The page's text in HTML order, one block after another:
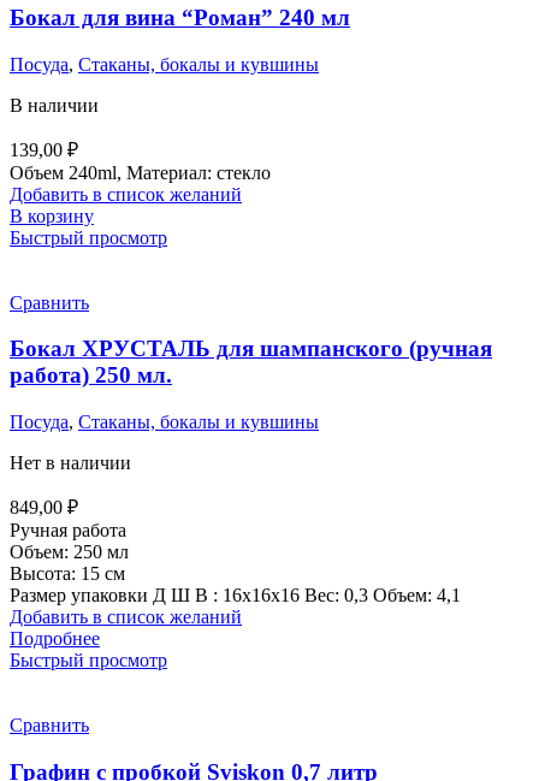
Бокал для вина “Роман” 240 мл
Посуда, Стаканы, бокалы и кувшины
В наличии
139,00 ₽
Объем 240ml, Материал: стекло
Добавить в список желаний
В корзину
Быстрый просмотр
Сравнить
Бокал ХРУСТАЛЬ для шампанского (ручная
работа) 250 мл.
Посуда, Стаканы, бокалы и кувшины
Нет в наличии
849,00 ₽
Ручная работа
Объем: 250 мл
Высота: 15 см
Размер упаковки Д Ш В : 16x16x16 Вес: 0,3 Объем: 4,1
Добавить в список желаний
Подробнее
Быстрый просмотр
Сравнить
Графин с пробкой Sviskon 0,7 литр